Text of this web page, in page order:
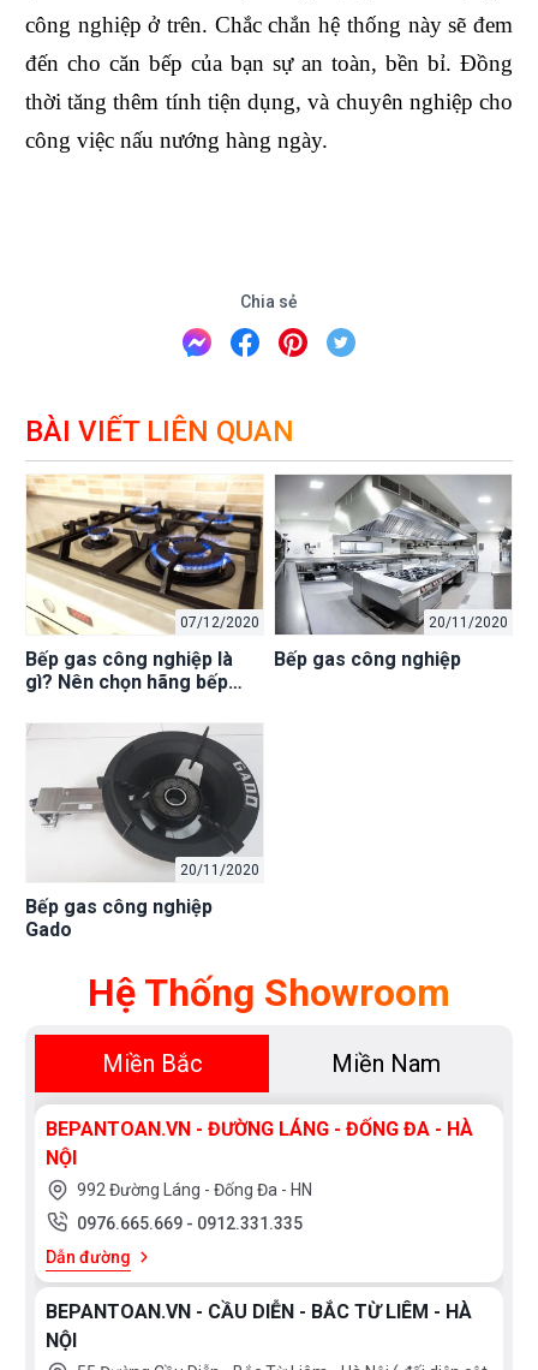
công nghiệp ở trên. Chắc chắn hệ thống này sẽ đem
đến cho căn bếp của bạn sự an toàn, bền bỉ. Đồng
thời tăng thêm tính tiện dụng, và chuyên nghiệp cho
công việc nấu nướng hàng ngày.
Chia sẻ
BÀI VIẾT LIÊN QUAN
07/12/2020
Bếp gas công nghiệp là
gì? Nên chọn hãng bếp
20/11/2020
Bếp gas công nghiệp
20/11/2020
Bếp gas công nghiệp
Gado
Hệ Thống Showroom
Miền Bắc Miền Nam
BEPANTOAN.VN - ĐƯỜNG LÁNG - ĐỐNG ĐA - HÀ
NỘI
992 Đường Láng - Đống Đa - HN
0976.665.669 - 0912.331.335
Dẫn đường
BEPANTOAN.VN - CẦU DIỄN - BẮC TỪ LIÊM - HÀ
NỘI